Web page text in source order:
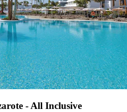
- All Inclusive